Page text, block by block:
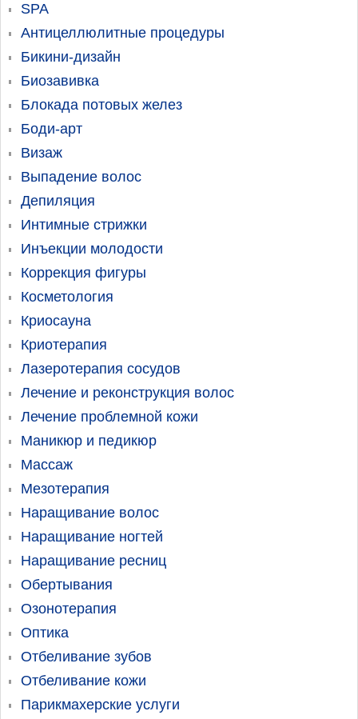
SPA
Антицеллюлитные процедуры
Бикини-дизайн
Биозавивка
Блокада потовых желез
Боди-арт
Визаж
Выпадение волос
Депиляция
Интимные стрижки
Инъекции молодости
Коррекция фигуры
Косметология
Криосауна
Криотерапия
Лазеротерапия сосудов
Лечение и реконструкция волос
Лечение проблемной кожи
Маникюр и педикюр
Массаж
Мезотерапия
Наращивание волос
Наращивание ногтей
Наращивание ресниц
Обертывания
Озонотерапия
Оптика
Отбеливание зубов
Отбеливание кожи
Парикмахерские услуги